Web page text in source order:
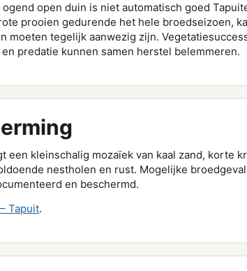
ogend open duin is niet automatisch goed
prooien gedurende het hele broedseizoen,
moeten tegelijk aanwezig zijn.
predatie kunnen samen herstel belemmeren.
een kleinschalig mozaïek van kaal zand, korte
nestholen en rust. Mogelijke
en beschermd.
Tapuit.